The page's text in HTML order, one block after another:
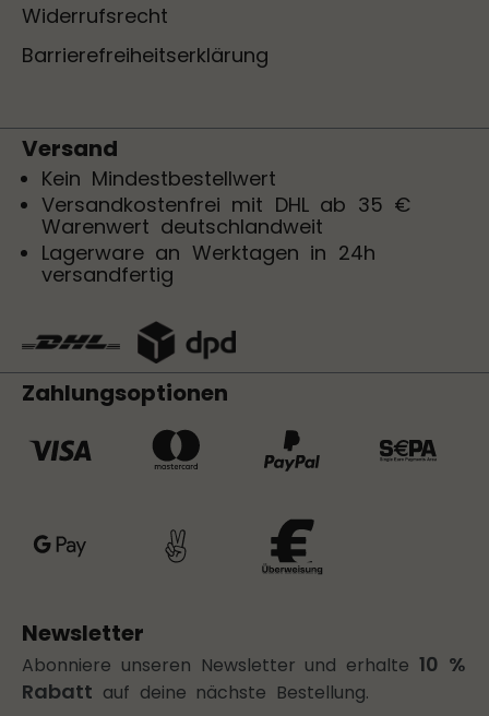
Widerrufsrecht
Barrierefreiheitserklärung
Versand
Kein Mindestbestellwert
Versandkostenfrei mit DHL ab 35 €
Warenwert deutschlandweit
Lagerware an Werktagen in 24h
versandfertig
Zahlungsoptionen
Newsletter
Abonniere unseren Newsletter und erhalte 10 %
Rabatt auf deine nächste Bestellung.